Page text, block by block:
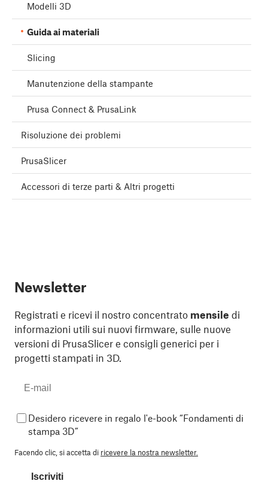
Modelli 3D
Guida ai materiali
Slicing
Manutenzione della stampante
Prusa Connect & PrusaLink
Risoluzione dei problemi
PrusaSlicer
Accessori di terze parti & Altri progetti
Newsletter
Registrati e ricevi il nostro concentrato mensile di
informazioni utili sui nuovi firmware, sulle nuove
versioni di PrusaSlicer e consigli generici per i
progetti stampati in 3D.
Desidero ricevere in regalo l'e-book “Fondamenti di
stampa 3D”
Facendo clic, si accetta di ricevere la nostra newsletter.
Iscriviti